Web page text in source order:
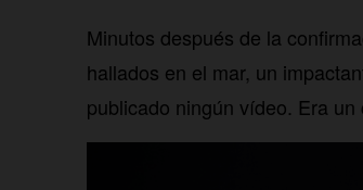
Minutos después de la
hallados en el mar, un
publicado ningún vídeo. Era un